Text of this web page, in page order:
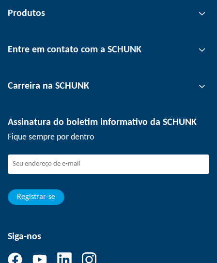
Produtos
Tecnologia de automação
Tecnologia de fixação de peças
Entre em contato com a SCHUNK
Unidades
Eventos
Carreira na SCHUNK
SCHUNK como empregador
Como fazer parte da SCHUNK
Suas vantagens
Assinatura do boletim informativo da SCHUNK
Fique sempre por dentro
Registrar-se
Siga-nos